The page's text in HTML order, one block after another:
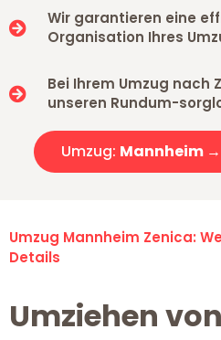
Wir garantieren eine
Organisation Ihres
Bei Ihrem Umzug nach
unseren Rundum-
Umzug: Mannheim
Umzug Mannheim Zenica:
Details
Umziehen